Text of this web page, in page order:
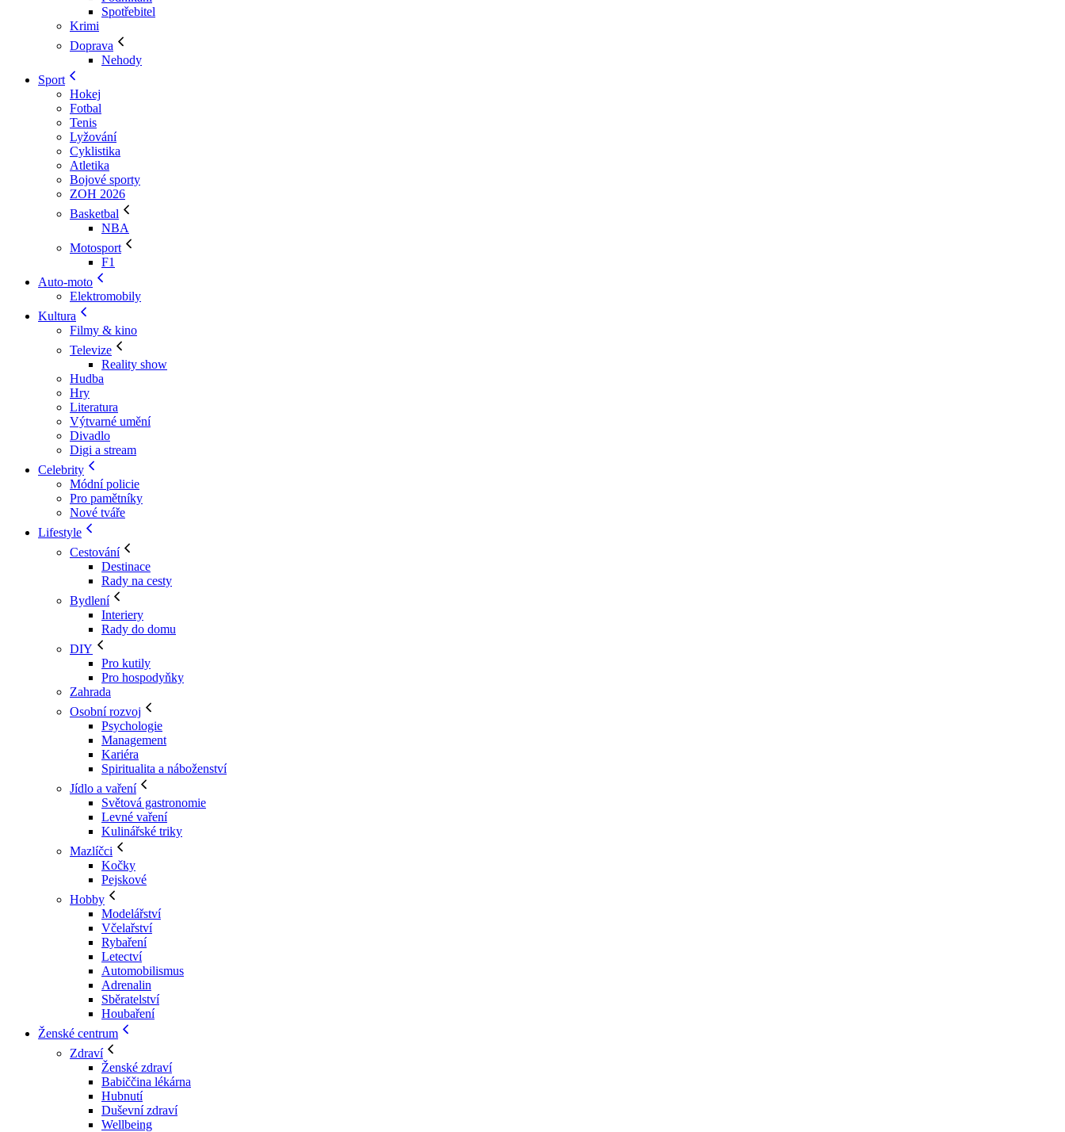
Spotřebitel
Krimi
Doprava
Nehody
Sport
Hokej
Fotbal
Tenis
Lyžování
Cyklistika
Atletika
Bojové sporty
ZOH 2026
Basketbal
NBA
Motosport
F1
Auto-moto
Elektromobily
Kultura
Filmy & kino
Televize
Reality show
Hudba
Hry
Literatura
Výtvarné umění
Divadlo
Digi a stream
Celebrity
Módní policie
Pro pamětníky
Nové tváře
Lifestyle
Cestování
Destinace
Rady na cesty
Bydlení
Interiery
Rady do domu
DIY
Pro kutily
Pro hospodyňky
Zahrada
Osobní rozvoj
Psychologie
Management
Kariéra
Spiritualita a náboženství
Jídlo a vaření
Světová gastronomie
Levné vaření
Kulinářské triky
Mazlíčci
Kočky
Pejskové
Hobby
Modelářství
Včelařství
Rybaření
Letectví
Automobilismus
Adrenalin
Sběratelství
Houbaření
Ženské centrum
Zdraví
Ženské zdraví
Babiččina lékárna
Hubnutí
Duševní zdraví
Wellbeing